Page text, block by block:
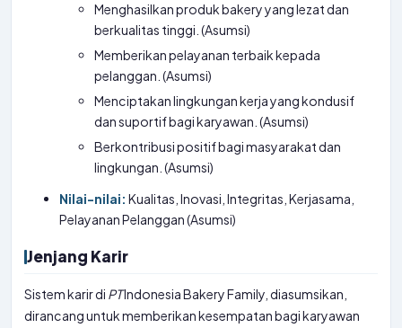
Menghasilkan produk bakery yang lezat dan
berkualitas tinggi. (Asumsi)
Memberikan pelayanan terbaik kepada
pelanggan. (Asumsi)
Menciptakan lingkungan kerja yang kondusif
dan suportif bagi karyawan. (Asumsi)
Berkontribusi positif bagi masyarakat dan
lingkungan. (Asumsi)
Nilai-nilai: Kualitas, Inovasi, Integritas, Kerjasama,
Pelayanan Pelanggan (Asumsi)
Jenjang Karir
Sistem karir di PTIndonesia Bakery Family, diasumsikan,
dirancang untuk memberikan kesempatan bagi karyawan